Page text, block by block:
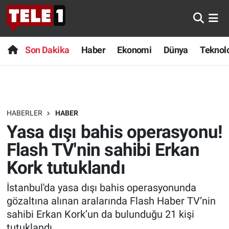
Son Dakika Haber Ekonomi Dünya
HABERLER HABER
Yasa dışı bahis operasyonu!
Flash TV'nin sahibi Erkan
Kork tutuklandı
İstanbul'da yasa dışı bahis operasyonunda
gözaltına alınan aralarında Flash Haber TV’nin
sahibi Erkan Kork’un da bulunduğu 21 kişi
Anında Manşet
Başka Sohbetler
Bilim turu
Bilim ve Teknoloji Evreni
Doğa Konuşuyor
Dünya
Ege Saati
Son Dakika
Haber
Dünya
Teknoloji
Sağlık
Spor
Yayın Akışı
Nöbetçi Eczaneler
Hava Durumu
Trafik Durumu
Süper Lig Puan Durumu ve Fikstür
Tüm Manşetler
Son Dakika Haberleri
Haber Arşivi